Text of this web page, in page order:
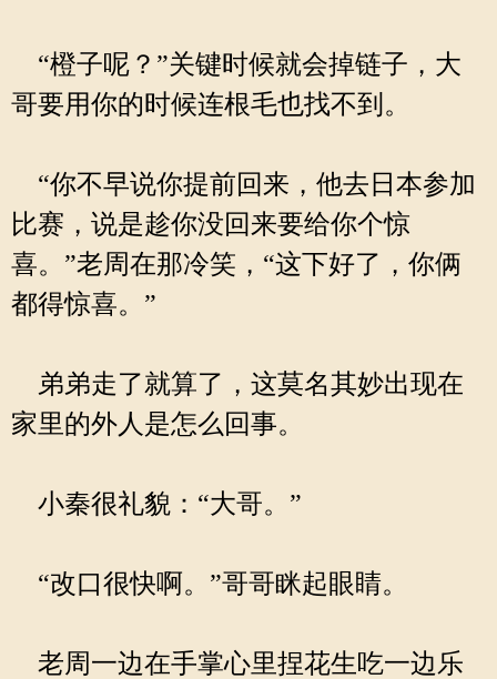
“橙子呢？”关键时候就会掉链子，大
哥要用你的时候连根毛也找不到。
“你不早说你提前回来，他去日本参加
比赛，说是趁你没回来要给你个惊
喜。”老周在那冷笑，“这下好了，你俩
都得惊喜。”
弟弟走了就算了，这莫名其妙出现在
家里的外人是怎么回事。
小秦很礼貌：“大哥。”
“改口很快啊。”哥哥眯起眼睛。
老周一边在手掌心里捏花生吃一边乐